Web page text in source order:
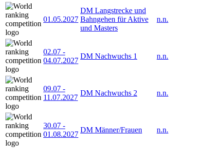
01.05.2027
DM Langstrecke und
Bahngehen für Aktive
und Masters
n.n.
02.07 -
04.07.2027
DM Nachwuchs 1 n.n.
09.07 -
11.07.2027
DM Nachwuchs 2 n.n.
30.07 -
01.08.2027
DM Männer/Frauen n.n.